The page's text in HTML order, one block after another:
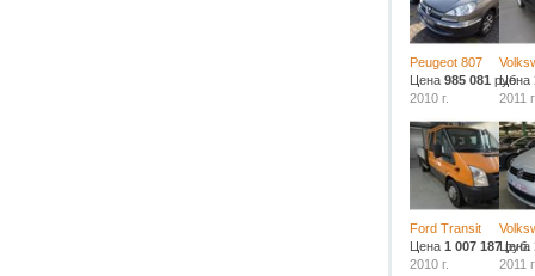
Peugeot 807
Цена 985 081 руб.
2010 г.
Цена
2011
Ford Transit
Цена 1 007 187 руб.
2010 г.
Цена
2011